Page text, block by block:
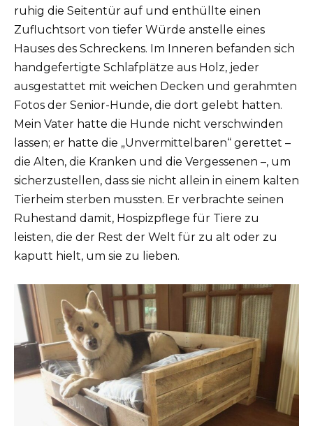
ruhig die Seitentür auf und enthüllte einen
Zufluchtsort von tiefer Würde anstelle eines
Hauses des Schreckens. Im Inneren befanden sich
handgefertigte Schlafplätze aus Holz, jeder
ausgestattet mit weichen Decken und gerahmten
Fotos der Senior-Hunde, die dort gelebt hatten.
Mein Vater hatte die Hunde nicht verschwinden
lassen; er hatte die „Unvermittelbaren“ gerettet –
die Alten, die Kranken und die Vergessenen –, um
sicherzustellen, dass sie nicht allein in einem kalten
Tierheim sterben mussten. Er verbrachte seinen
Ruhestand damit, Hospizpflege für Tiere zu
leisten, die der Rest der Welt für zu alt oder zu
kaputt hielt, um sie zu lieben.